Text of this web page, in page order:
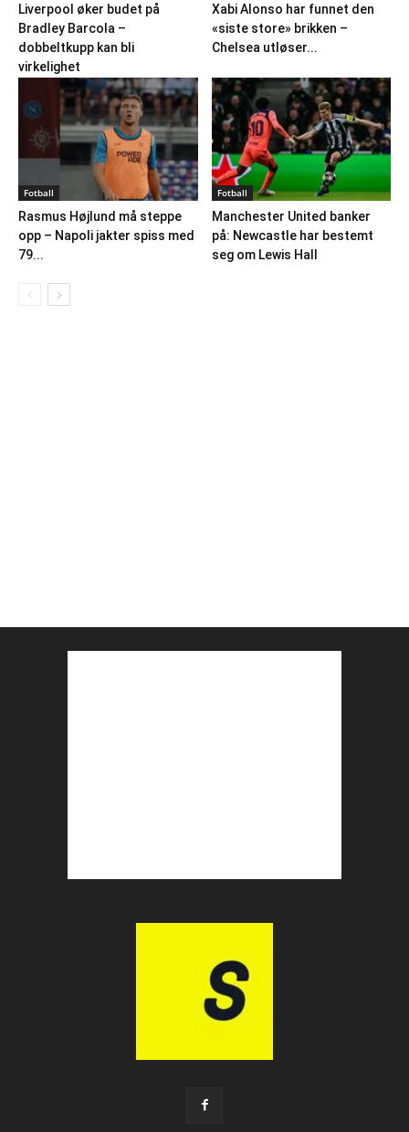
Liverpool øker budet på
Bradley Barcola –
dobbeltkupp kan bli
virkelighet
Xabi Alonso har funnet den
«siste store» brikken –
Chelsea utløser...
Fotball
Rasmus Højlund må steppe
opp – Napoli jakter spiss med
79...
Fotball
Manchester United banker
på: Newcastle har bestemt
seg om Lewis Hall